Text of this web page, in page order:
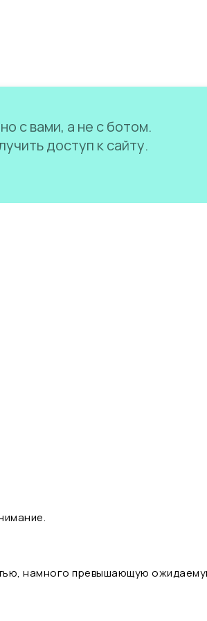
с вами, а не с ботом.
доступ к сайту.
намного превышающую